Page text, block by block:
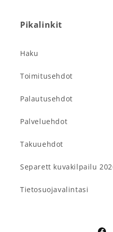
Pikalinkit
Haku
Toimitusehdot
Palautusehdot
Palveluehdot
Takuuehdot
Separett kuvakilpailu
Tietosuojavalintasi